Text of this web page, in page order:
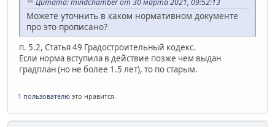
Можете уточнить в каком нормативном документе
про это прописано?
п. 5.2, Статья 49 Градостроительный кодекс.
Если норма вступила в действие позже чем выдан
градплан (но не более 1.5 лет), то по старым.
1 пользователю это нравится.